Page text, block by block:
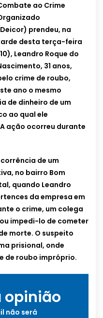
ao Crime
prendeu, na
desta terça-feira
Leandro Roque do
31 anos,
crime de roubo,
ano o mesmo
de dinheiro de um
ao qual ele
ação ocorreu durante
de um
no bairro Bom
quando Leandro
da empresa em
o crime, um colega
impedi-lo de cometer
morte. O suspeito
prisional, onde
de roubo impróprio.
opinião
não será